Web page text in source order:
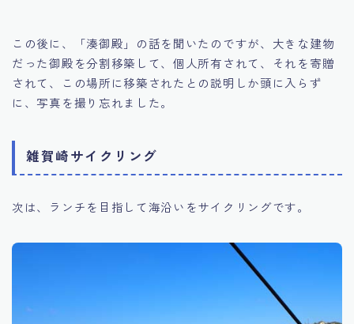
この後に、「湊御殿」の話を聞いたのですが、大きな建物
だった御殿を分割移築して、個人所有されて、それを寄贈
されて、この場所に移築されたとの説明しか頭に入らず
に、写真を撮り忘れました。
雑賀崎サイクリング
次は、ランチを目指して海沿いをサイクリングです。